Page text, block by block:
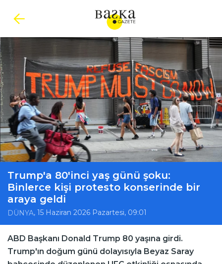
Trump'a 80'inci yaş günü şoku:
Binlerce kişi protesto konserinde bir
araya geldi
DÜNYA, 15 Haziran 2026 Pazartesi, 09:01
ABD Başkanı Donald Trump 80 yaşına girdi.
Trump'ın doğum günü dolayısıyla Beyaz Saray